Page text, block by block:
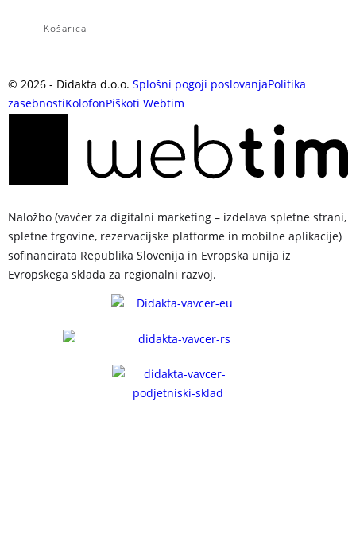
Košarica
© 2026 - Didakta d.o.o. Splošni pogoji poslovanjaPolitika
zasebnostiKolofonPiškoti Webtim
Naložbo (vavčer za digitalni marketing – izdelava spletne strani,
spletne trgovine, rezervacijske platforme in mobilne aplikacije)
sofinancirata Republika Slovenija in Evropska unija iz
Evropskega sklada za regionalni razvoj.